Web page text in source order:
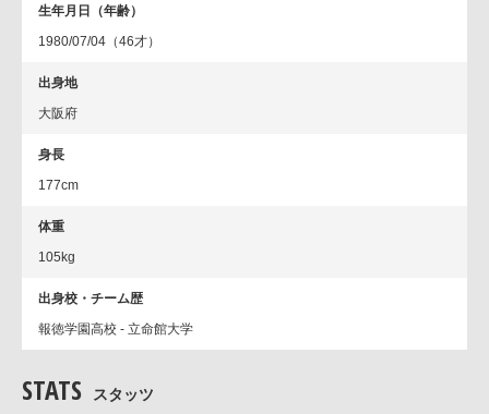
生年月日（年齢）
1980/07/04（46才）
出身地
大阪府
身長
177cm
体重
105kg
出身校・チーム歴
報徳学園高校 - 立命館大学
STATS スタッツ